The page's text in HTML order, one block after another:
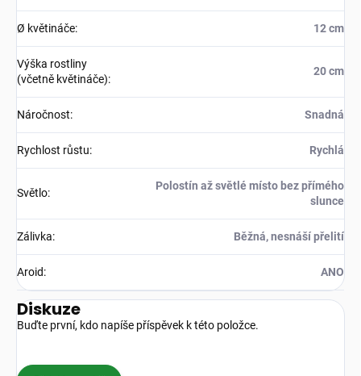
Ø květináče: 12 cm
Výška rostliny
(včetně květináče):
20 cm
Náročnost: Snadná
Rychlost růstu: Rychlá
Světlo:
Polostín až světlé místo bez přímého
slunce
Zálivka: Běžná, nesnáší přelití
Aroid: ANO
Diskuze
Buďte první, kdo napíše příspěvek k této položce.